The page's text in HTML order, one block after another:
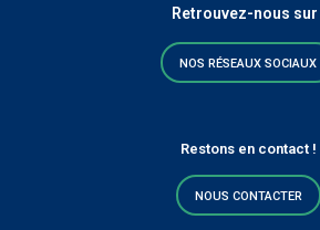
Retrouvez-nous sur
NOS RÉSEAUX SOCIAUX
Restons en contact !
NOUS CONTACTER